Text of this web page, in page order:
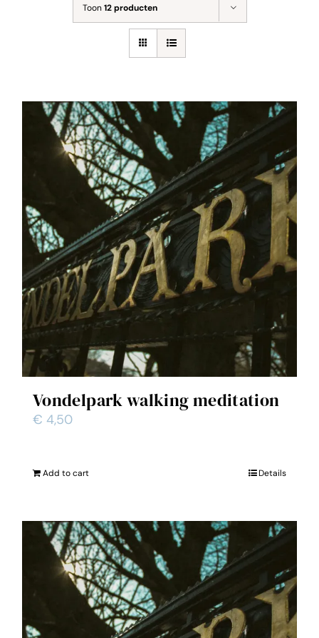
Toon12 producten
Vondelpark walking meditation
€ 4,50
Add to cart Details